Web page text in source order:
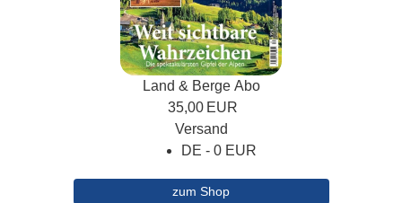
Land & Berge Abo
35,00 EUR
Versand
DE - 0 EUR
zum Shop